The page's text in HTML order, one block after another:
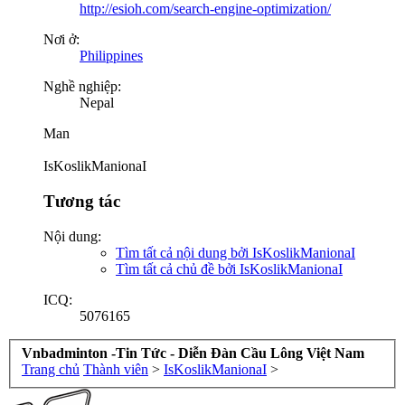
http://esioh.com/search-engine-optimization/
Nơi ở:
Philippines
Nghề nghiệp:
Nepal
Man
IsKoslikManionaI
Tương tác
Nội dung:
Tìm tất cả nội dung bởi IsKoslikManionaI
Tìm tất cả chủ đề bởi IsKoslikManionaI
ICQ:
5076165
Vnbadminton -Tin Tức - Diễn Đàn Cầu Lông Việt Nam
Trang chủ Thành viên > IsKoslikManionaI >